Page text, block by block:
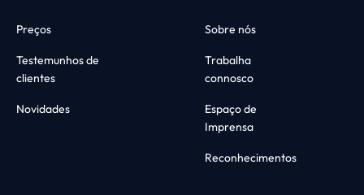
Preços
Testemunhos de
clientes
Novidades
Sobre nós
Trabalha
connosco
Espaço de
Imprensa
Reconhecimentos